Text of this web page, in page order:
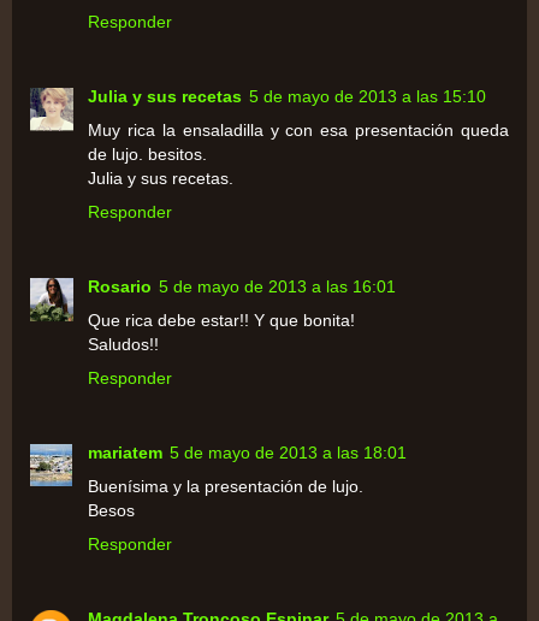
Responder
Julia y sus recetas 5 de mayo de 2013 a las 15:10
Muy rica la ensaladilla y con esa presentación queda
de lujo. besitos.
Julia y sus recetas.
Responder
Rosario 5 de mayo de 2013 a las 16:01
Que rica debe estar!! Y que bonita!
Saludos!!
Responder
mariatem 5 de mayo de 2013 a las 18:01
Buenísima y la presentación de lujo.
Besos
Responder